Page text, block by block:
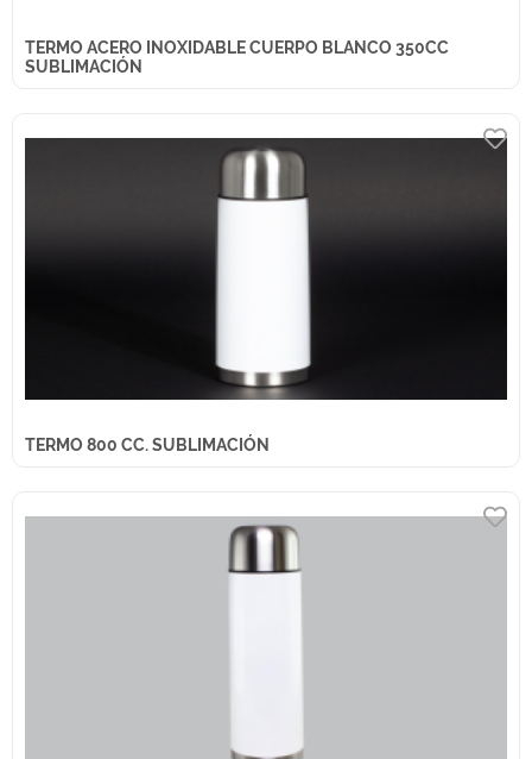
TERMO ACERO INOXIDABLE CUERPO BLANCO 350CC
SUBLIMACIÓN
TERMO 800 CC. SUBLIMACIÓN